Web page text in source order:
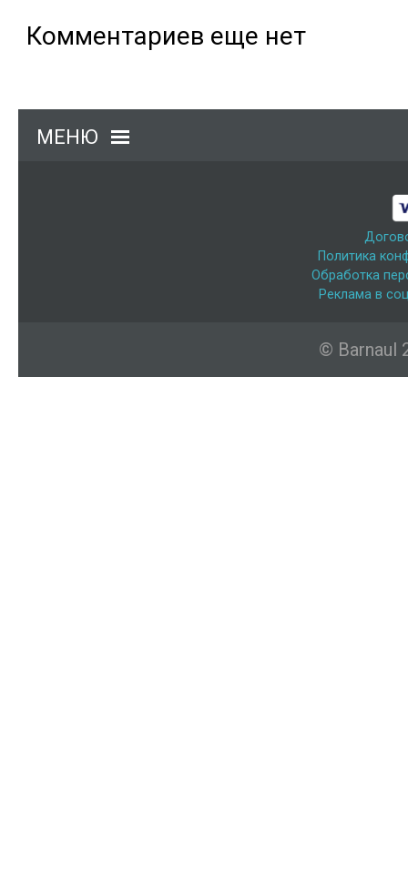
Комментариев еще нет
МЕНЮ
Политика
Обработка
Реклама в
© Barnaul